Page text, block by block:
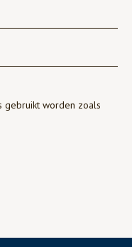
gebruikt worden zoals